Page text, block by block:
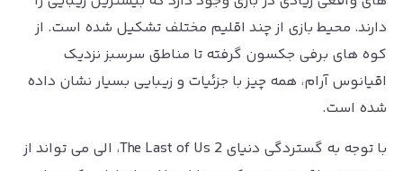
دارند. محیط بازی از چند اقلیم مختلف تشکیل شده است. از
کوه های برفی جکسون گرفته تا مناطق سرسبز نزدیک
اقیانوس آرام، همه چیز با جزئیات و زیبایی بسیار نشان داده
شده است.
با توجه به گستردگی دنیای The Last of Us 2، الی می تواند از